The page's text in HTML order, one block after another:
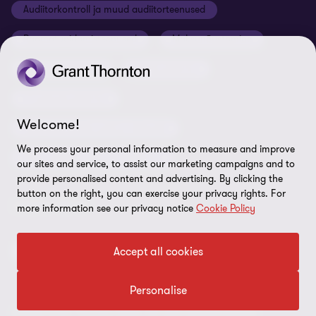
Grant Thornton Baltic Leedus
Karjäär
Uudiskirjaga liitumine
Ettevõtte rekvisiidid
ISO 27001:2022 sertifikaat
Küpsiste eelistused
Audiitorkontroll ja muud audiitorteenused
Raamatupidamisteenused Maksunõustamine
Õigusnõustamine Ärinõustamine
Riskijuhtimisteenused ja siseaudit
Personaliteenused ja värbamine
LEIDKE MEID!
Welcome!
We process your personal information to measure and improve
our sites and service, to assist our marketing campaigns and to
provide personalised content and advertising. By clicking the
button on the right, you can exercise your privacy rights. For
more information see our privacy notice Cookie Policy
Accept all cookies
Personalise